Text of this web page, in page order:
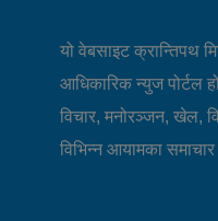
यो वेबसाइट क्रान्तिपथ
आधिकारिक न्युज पोर्टल
विचार, मनोरञ्जन, खेल,
विभिन्न आयामका